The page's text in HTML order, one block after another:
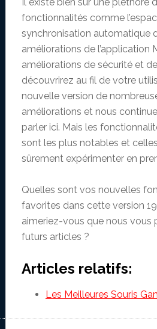
fonctionnalités comme
synchronisation automatique
améliorations de l’application
améliorations de sécurité et
découvrirez au fil de votre
nouvelle version de
améliorations et nous
parler ici. Mais les
sont les plus notables et
sûrement expérimenter en
Quelles sont vos nouvelles
favorites dans cette version
aimeriez-vous que nous vous
futurs articles ?
Articles relatifs:
Les Meilleures Souris